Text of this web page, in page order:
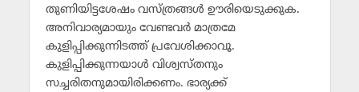
തുണിയിട്ടശേഷം വസ്ത്രങ്ങള്‍ ഊരിയെടുക്കുക.
അനിവാര്യമായും വേണ്ടവര്‍ മാത്രമേ
കുളിപ്പിക്കുന്നിടത്ത് പ്രവേശിക്കാവൂ.
കുളിപ്പിക്കുന്നയാള്‍ വിശ്വസ്തനും
സച്ചരിതനുമായിരിക്കണം. ഭാര്യക്ക്